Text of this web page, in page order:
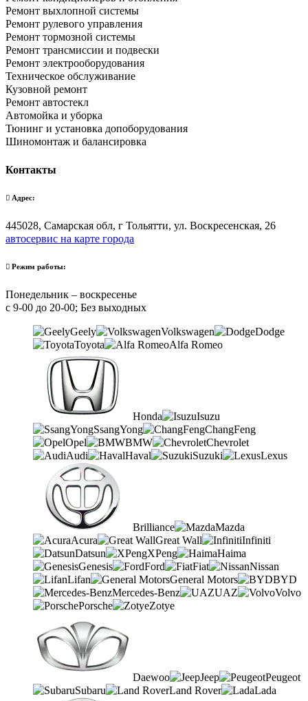
Ремонт выхлопной системы
Ремонт рулевого управления
Ремонт тормозной системы
Ремонт трансмиссии и подвески
Ремонт электрооборудования
Техническое обслуживание
Кузовной ремонт
Ремонт автостекл
Автомойка и уборка
Тюнинг и установка допоборудования
Шиномонтаж и балансировка
Контакты
Адрес:
445028, Самарская обл, г Тольятти, ул. Воскресенская, 26
автосервис на карте города
Режим работы:
Понедельник – воскресенье
с 9-00 до 20-00; Без выходных
Geely Volkswagen
Dodge
Toyota
Alfa Romeo
Honda
Isuzu
SsangYong
ChangFeng
Opel
BMW
Chevrolet
Audi
Haval Suzuki Lexus
Brilliance
Mazda
Acura
Great Wall
Infiniti
Datsun
XPeng
Haima
Genesis
Ford Fiat
Nissan
Lifan
General Motors
BYD
Mercedes-Benz
UAZ
Volvo
Porsche
Zotye
Daewoo Jeep
Peugeot
Subaru
Land Rover Lada